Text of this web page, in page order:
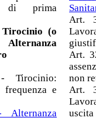
di prima
(o
Tirocinio:
e
Art.
Art.
non
Art.
uscita